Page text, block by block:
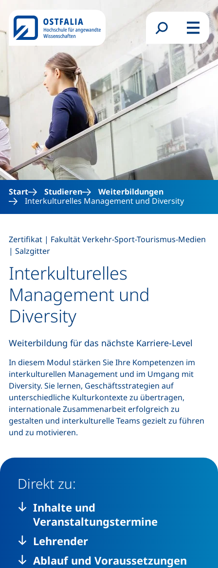
Direkt zum Inhalt
Suchformular
Menü
Start Studieren
Weiterbildungen
Interkulturelles Management und Diversity
Interkulturelles
Management und
Diversity
Zertifikat | Fakultät Verkehr-Sport-Tourismus-Medien
| Salzgitter
Weiterbildung für das nächste Karriere-Level
In diesem Modul stärken Sie Ihre Kompetenzen im
interkulturellen Management und im Umgang mit
Diversity. Sie lernen, Geschäftsstrategien auf
unterschiedliche Kulturkontexte zu übertragen,
internationale Zusammenarbeit erfolgreich zu
gestalten und interkulturelle Teams gezielt zu führen
und zu motivieren.
Direkt zu:
Inhalte und
Veranstaltungstermine
Lehrender
Ablauf und Voraussetzungen